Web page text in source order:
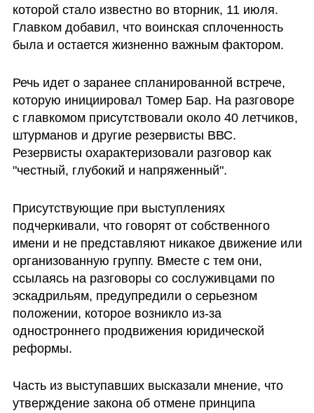
которой стало известно во вторник, 11 июля.
Главком добавил, что воинская сплоченность
была и остается жизненно важным фактором.
Речь идет о заранее спланированной встрече,
которую инициировал Томер Бар. На разговоре
с главкомом присутствовали около 40 летчиков,
штурманов и другие резервисты ВВС.
Резервисты охарактеризовали разговор как
"честный, глубокий и напряженный".
Присутствующие при выступлениях
подчеркивали, что говорят от собственного
имени и не представляют никакое движение или
организованную группу. Вместе с тем они,
ссылаясь на разговоры со сослуживцами по
эскадрильям, предупредили о серьезном
положении, которое возникло из-за
одностроннего продвижения юридической
реформы.
Часть из выступавших высказали мнение, что
утверждение закона об отмене принципа